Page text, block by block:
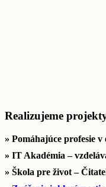
Realizujeme
» Pomáhajúce profesie
» IT Akadémia –
» Škola pre život –